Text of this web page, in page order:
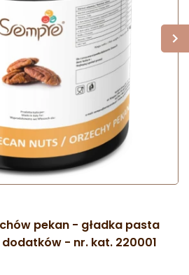
pekan - gładka pasta
- nr. kat. 220001